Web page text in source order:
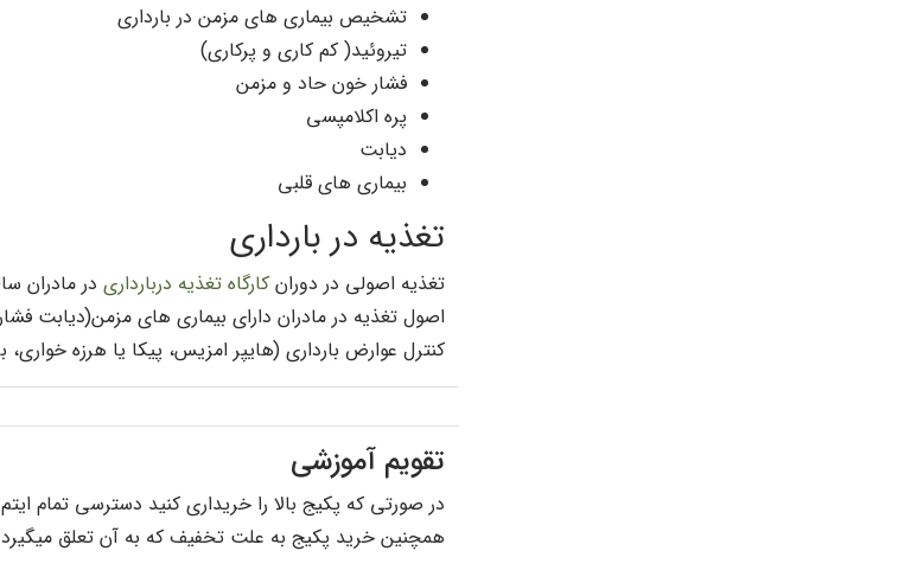
تشخیص بیماری های مزمن در بارداری
تیروئید( کم کاری و پرکاری)
فشار خون حاد و مزمن
پره اکلامپسی
دیابت
بیماری های قلبی
تغذیه در بارداری
تغذیه اصولی در دوران کارگاه تغذیه دربارداریدر مادران
اصول تغذیه در مادران دارای بیماری های مزمن(دیابت
کنترل عوارض بارداری (هایپر امزیس، پیکا یا هرزه
تقویم آموزشی
در صورتی که پکیج بالا را خریداری کنید دسترسی تمام
همچنین خرید پکیج به علت تخفیف که به آن تعلق